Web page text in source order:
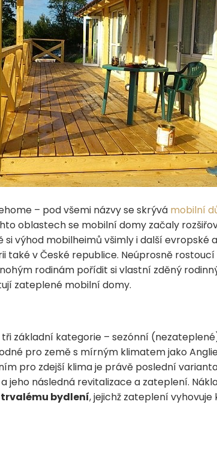
– pod všemi názvy se skrývá mobilní
oblastech se mobilní domy začaly
výhod mobilheimů všimly i další evropské
také v České republice. Neúprosně
rodinám pořídit si vlastní zděný
zateplené mobilní domy.
základní kategorie – sezónní
pro země s mírným klimatem jako
pro zdejší klima je právě poslední
jeho následná revitalizace a zateplení.
bydlení, jejichž zateplení